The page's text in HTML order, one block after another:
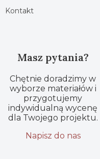
Kontakt
Masz pytania?
Chętnie doradzimy w
wyborze materiałów i
przygotujemy
indywidualną wycenę
dla Twojego projektu.
Napisz do nas